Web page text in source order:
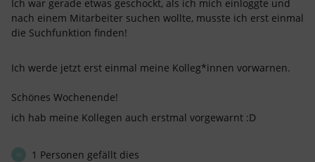
Ich war gerade etwas geschockt, als ich mich einloggte und
nach einem Mitarbeiter suchen wollte, musste ich erst einmal
die Suchfunktion finden!
Ich werde jetzt erst einmal meine Kolleg*innen vorwarnen​​​​​​.
Schönes Wochenende!
ich hab meine Kollegen auch erstmal vorgewarnt :D
1 Personen gefällt dies